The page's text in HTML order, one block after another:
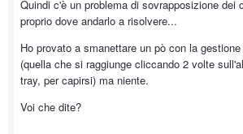
Quindi c'è un problema di sovrapposizione dei
proprio dove andarlo a risolvere...
Ho provato a smanettare un pò con la
(quella che si raggiunge cliccando 2 volte
tray, per capirsi) ma niente.
Voi che dite?